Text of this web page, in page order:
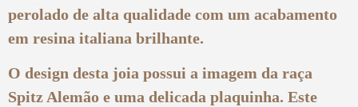
perolado de alta qualidade com um acabamento
em resina italiana brilhante.
O design desta joia possui a imagem da raça
Spitz Alemão e uma delicada plaquinha. Este